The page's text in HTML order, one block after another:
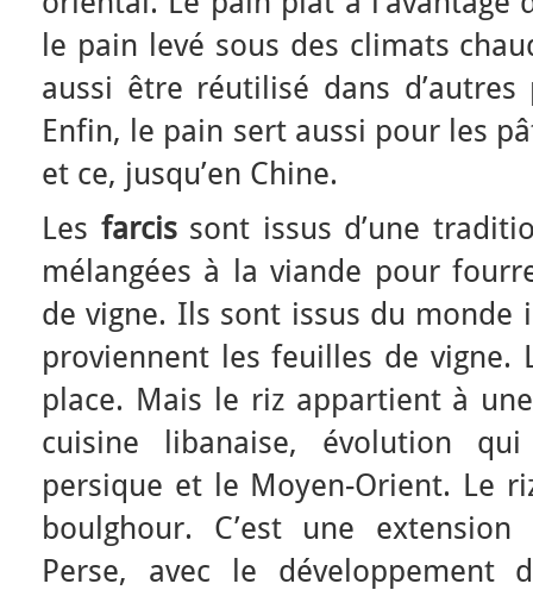
le pain levé sous des climats
aussi être réutilisé dans
Enfin, le pain sert aussi pour les
et ce, jusqu’en Chine.
Les farcissont issus d’une
mélangées à la viande pour
de vigne. Ils sont issus du monde
proviennent les feuilles de vigne.
place. Mais le riz appartient à
cuisine libanaise, évolution
persique et le Moyen-Orient. Le
boulghour. C’est une
Perse, avec le développement